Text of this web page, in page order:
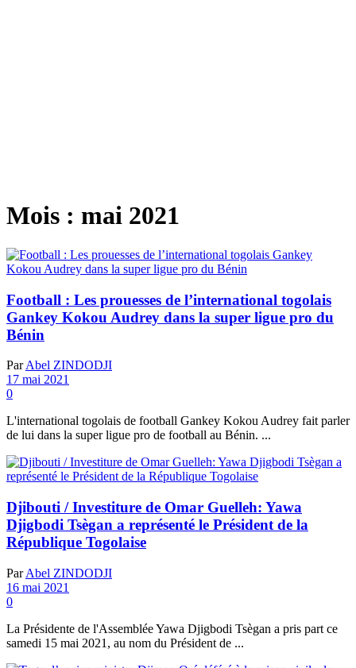
Mois : mai 2021
Football : Les prouesses de l’international togolais
Gankey Kokou Audrey dans la super ligue pro du
Bénin
Par Abel ZINDODJI
17 mai 2021
0
L'international togolais de football Gankey Kokou Audrey fait parler
de lui dans la super ligue pro de football au Bénin. ...
Djibouti / Investiture de Omar Guelleh: Yawa
Djigbodi Tsègan a représenté le Président de la
République Togolaise
Par Abel ZINDODJI
16 mai 2021
0
La Présidente de l'Assemblée Yawa Djigbodi Tsègan a pris part ce
samedi 15 mai 2021, au nom du Président de ...